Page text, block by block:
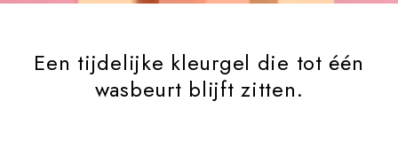
Een tijdelijke kleurgel die tot één
wasbeurt blijft zitten.